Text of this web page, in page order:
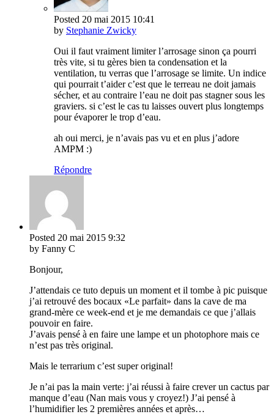
Posted 20 mai 2015 10:41
by Stephanie Zwicky
Oui il faut vraiment limiter l’arrosage sinon ça pourri
très vite, si tu gères bien ta condensation et la
ventilation, tu verras que l’arrosage se limite. Un indice
qui pourrait t’aider c’est que le terreau ne doit jamais
sécher, et au contraire l’eau ne doit pas stagner sous les
graviers. si c’est le cas tu laisses ouvert plus longtemps
pour évaporer le trop d’eau.
ah oui merci, je n’avais pas vu et en plus j’adore
AMPM :)
Répondre
Posted 20 mai 2015 9:32
by Fanny C
Bonjour,
J’attendais ce tuto depuis un moment et il tombe à pic puisque
j’ai retrouvé des bocaux «Le parfait» dans la cave de ma
grand-mère ce week-end et je me demandais ce que j’allais
pouvoir en faire.
J’avais pensé à en faire une lampe et un photophore mais ce
n’est pas très original.
Mais le terrarium c’est super original!
Je n’ai pas la main verte: j’ai réussi à faire crever un cactus par
manque d’eau (Nan mais vous y croyez!) J’ai pensé à
l’humidifier les 2 premières années et après…